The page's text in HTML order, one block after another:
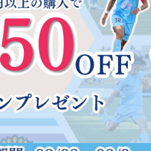
インターネットでの
24時間・365日こちらのサイ
※定休日、営業時間外の発注
す。商品発送は入金確認後と
の場合、お届け希望日に沿
お電話でのご注文
TEL 0120-947-807
[受